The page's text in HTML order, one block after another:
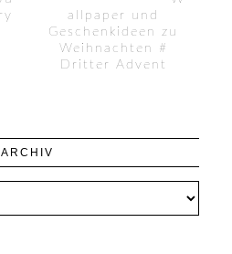
allpaper und
Geschenkideen zu
Weihnachten #
Dritter Advent
ARCHIV